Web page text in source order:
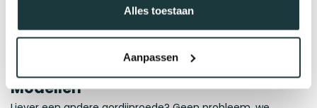
Alles toestaan
Aanpassen
corrosiebestendigheid. De zwarte lak dringt namelijk diep
door in het materiaal, waardoor roesten van binnenuit
UV-straling en daardoor niet geschikt voor buitengebruik.
Modellen